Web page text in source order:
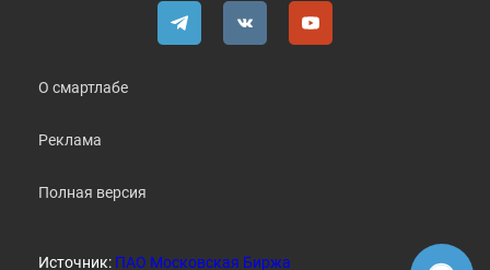
О смартлабе
Реклама
Полная версия
Источник: ПАО Московская Биржа